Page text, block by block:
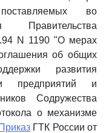
во
Правительства
N 1190 "О мерах
об общих
развития
предприятий и
Содружества
о механизме
ГТК России от